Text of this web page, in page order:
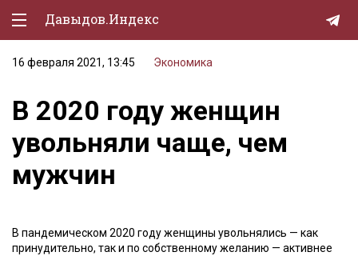
Давыдов.Индекс
Политическая жизнь
Экономика
Природа
Образование
Культура
16 февраля 2021, 13:45 Экономика
В 2020 году женщин
увольняли чаще, чем
мужчин
В пандемическом 2020 году женщины увольнялись — как
принудительно, так и по собственному желанию — активнее